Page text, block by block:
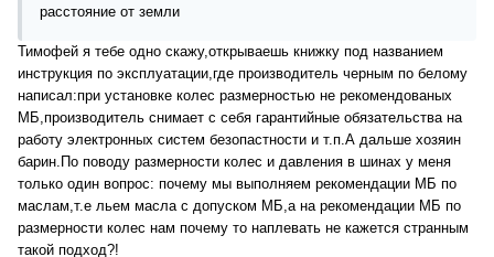
расстояние от земли
Тимофей я тебе одно скажу,открываешь книжку под названием
инструкция по эксплуатации,где производитель черным по белому
написал:при установке колес размерностью не рекомендованых
МБ,производитель снимает с себя гарантийные обязательства на
работу электронных систем безопастности и т.п.А дальше хозяин
барин.По поводу размерности колес и давления в шинах у меня
только один вопрос: почему мы выполняем рекомендации МБ по
маслам,т.е льем масла с допуском МБ,а на рекомендации МБ по
размерности колес нам почему то наплевать не кажется странным
такой подход?!